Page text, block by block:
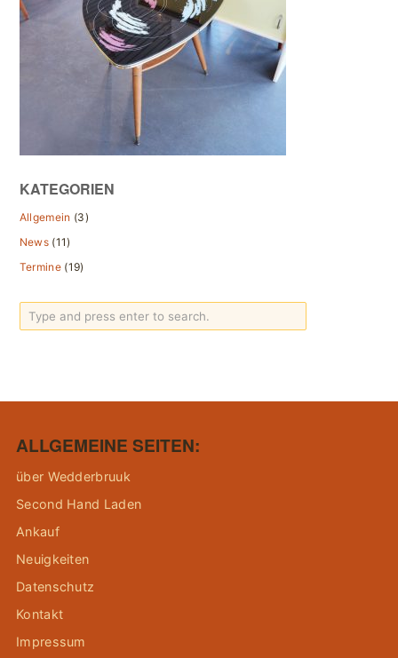
KATEGORIEN
Allgemein (3)
News (11)
Termine (19)
ALLGEMEINE SEITEN:
über Wedderbruuk
Second Hand Laden
Ankauf
Neuigkeiten
Datenschutz
Kontakt
Impressum